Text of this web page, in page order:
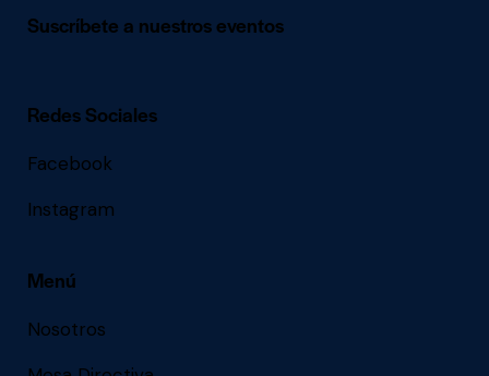
Suscríbete a nuestros eventos
Redes Sociales
Facebook
Instagram
Menú
Nosotros